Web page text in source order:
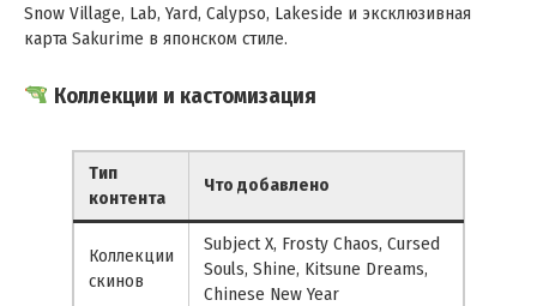
Snow Village, Lab, Yard, Calypso, Lakeside и эксклюзивная
карта Sakurime в японском стиле.
Коллекции и кастомизация
Тип
контента
Что добавлено
Коллекции
скинов
Subject X, Frosty Chaos, Cursed
Souls, Shine, Kitsune Dreams,
Chinese New Year